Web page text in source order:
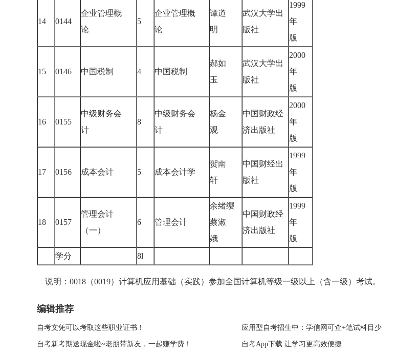
14 0144
企业管理概
论
5
企业管理概
论
谭道
明
武汉大学出
版社
1999
年
版
15 0146 中国税制 4 中国税制
郝如
玉
武汉大学出
版社
2000
年
版
16 0155
中级财务会
计
8
中级财务会
计
杨金
观
中国财政经
济出版社
2000
年
版
17 0156 成本会计 5 成本会计学
贺南
轩
中国财经出
版社
1999
年
版
18 0157
管理会计
（一）
6 管理会计
余绪缨
蔡淑
娥
中国财政经
济出版社
1999
年
版
学分
8l
说明：0018（0019）计算机应用基础（实践）参加全国计算机等级一级以上（含一级）考试。
编辑推荐
自考文凭可以考取这些职业证书！ 应用型自考招生中：学信网可查+笔试科目少
自考新考期送现金啦~老朋带新友，一起赚学费！ 自考App下载 让学习更高效便捷